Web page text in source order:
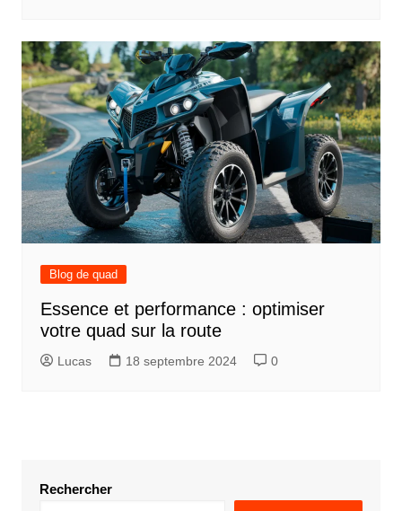
Blog de quad
Essence et performance : optimiser
votre quad sur la route
Lucas 18 septembre 2024 0
Rechercher